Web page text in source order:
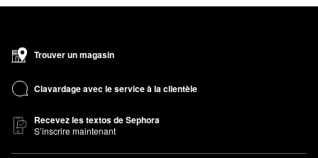
Trouver un magasin
Clavardage avec le service à la clientèle
Recevez les textos de Sephora
S’inscrire maintenant